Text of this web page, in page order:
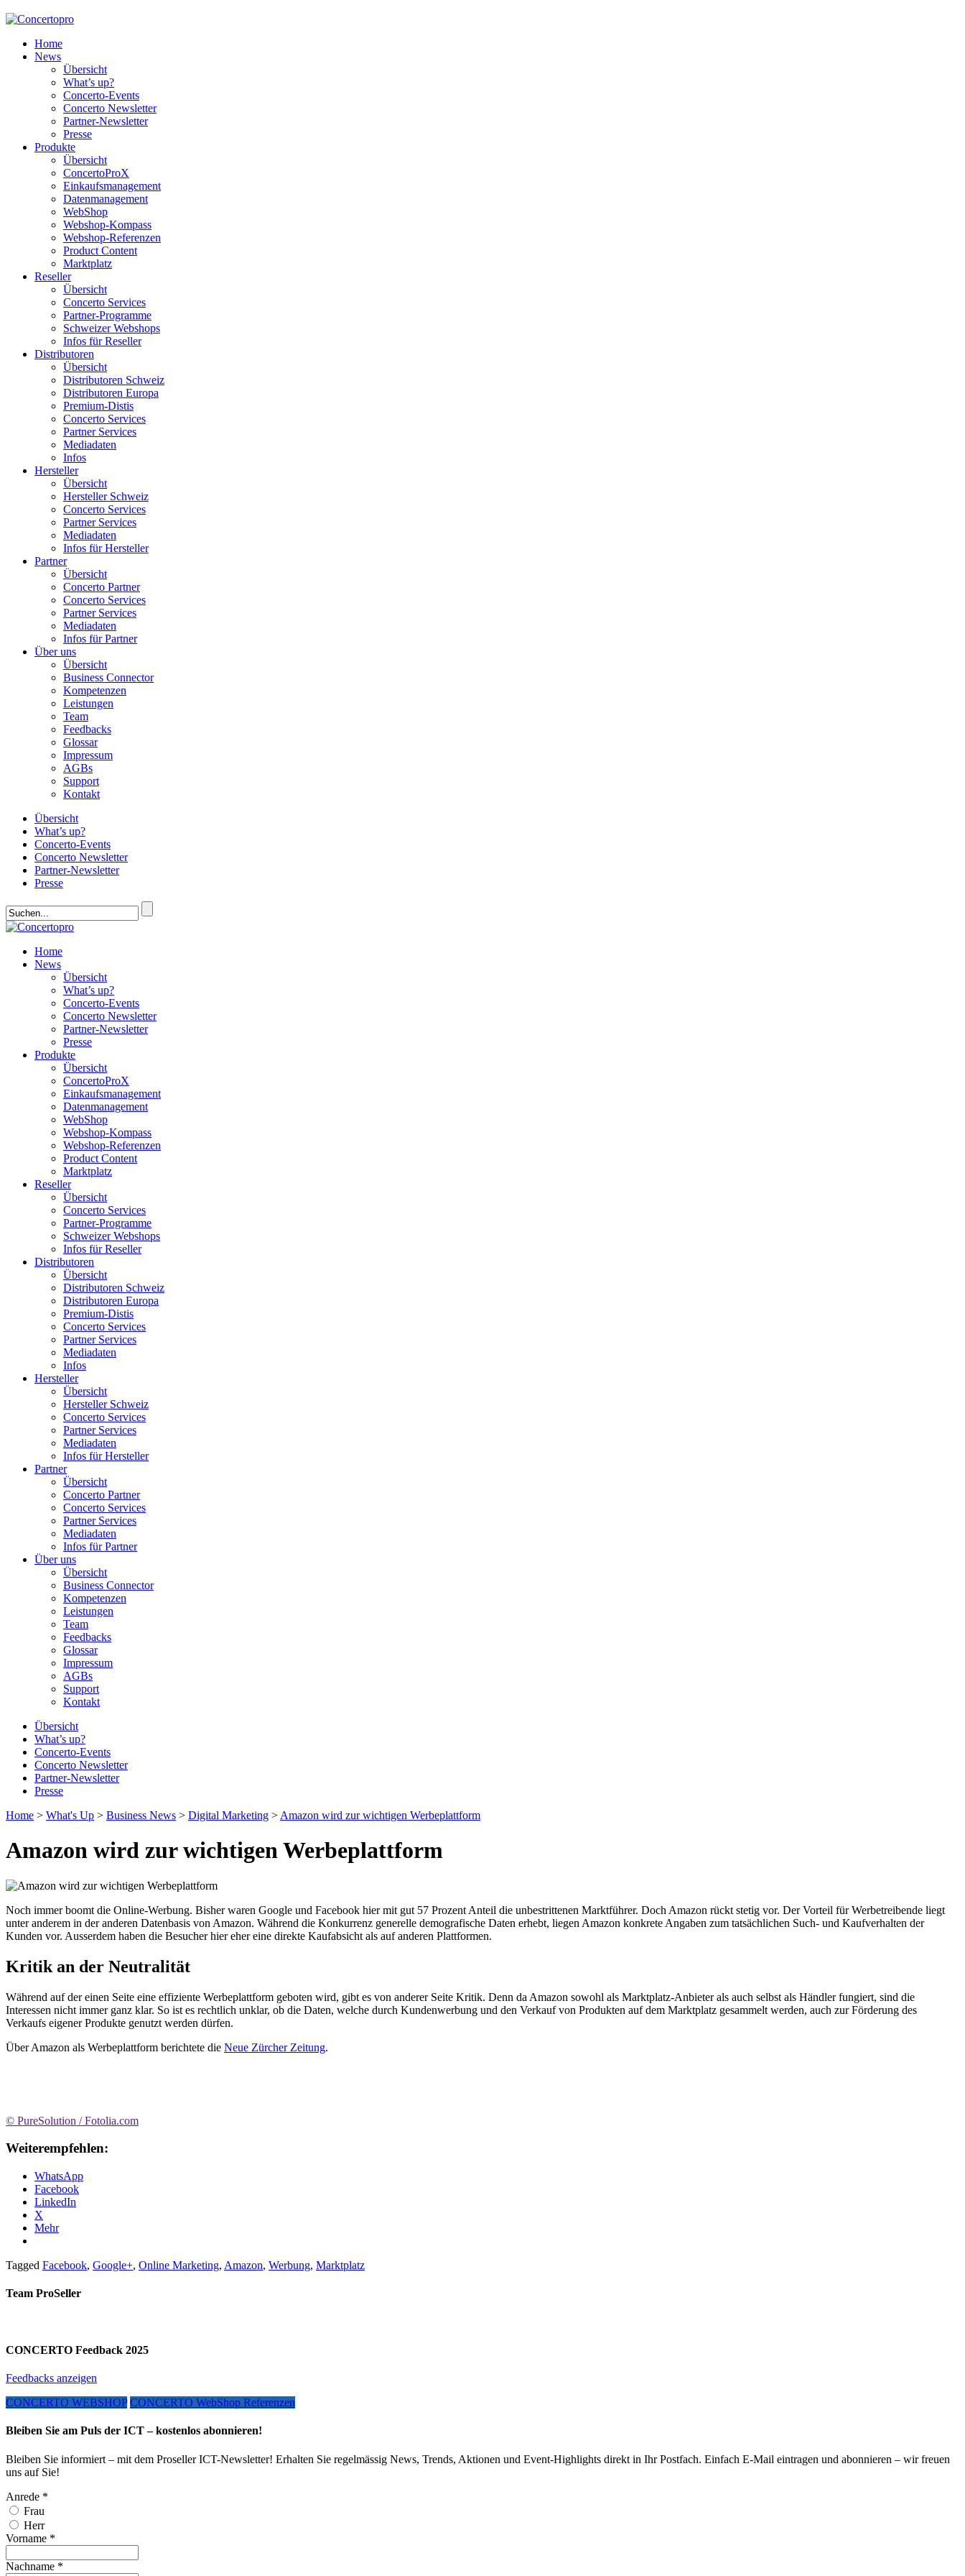
Home
News
Übersicht
What’s up?
Concerto-Events
Concerto Newsletter
Partner-Newsletter
Presse
Produkte
Übersicht
ConcertoProX
Einkaufsmanagement
Datenmanagement
WebShop
Webshop-Kompass
Webshop-Referenzen
Product Content
Marktplatz
Reseller
Übersicht
Concerto Services
Partner-Programme
Schweizer Webshops
Infos für Reseller
Distributoren
Übersicht
Distributoren Schweiz
Distributoren Europa
Premium-Distis
Concerto Services
Partner Services
Mediadaten
Infos
Hersteller
Übersicht
Hersteller Schweiz
Concerto Services
Partner Services
Mediadaten
Infos für Hersteller
Partner
Übersicht
Concerto Partner
Concerto Services
Partner Services
Mediadaten
Infos für Partner
Über uns
Übersicht
Business Connector
Kompetenzen
Leistungen
Team
Feedbacks
Glossar
Impressum
AGBs
Support
Kontakt
Übersicht
What’s up?
Concerto-Events
Concerto Newsletter
Partner-Newsletter
Presse
Home
News
Übersicht
What’s up?
Concerto-Events
Concerto Newsletter
Partner-Newsletter
Presse
Produkte
Übersicht
ConcertoProX
Einkaufsmanagement
Datenmanagement
WebShop
Webshop-Kompass
Webshop-Referenzen
Product Content
Marktplatz
Reseller
Übersicht
Concerto Services
Partner-Programme
Schweizer Webshops
Infos für Reseller
Distributoren
Übersicht
Distributoren Schweiz
Distributoren Europa
Premium-Distis
Concerto Services
Partner Services
Mediadaten
Infos
Hersteller
Übersicht
Hersteller Schweiz
Concerto Services
Partner Services
Mediadaten
Infos für Hersteller
Partner
Übersicht
Concerto Partner
Concerto Services
Partner Services
Mediadaten
Infos für Partner
Über uns
Übersicht
Business Connector
Kompetenzen
Leistungen
Team
Feedbacks
Glossar
Impressum
AGBs
Support
Kontakt
Übersicht
What’s up?
Concerto-Events
Concerto Newsletter
Partner-Newsletter
Presse
Home > What's Up > Business News > Digital Marketing > Amazon wird zur wichtigen Werbeplattform
Amazon wird zur wichtigen Werbeplattform
Noch immer boomt die Online-Werbung. Bisher waren Google und Facebook hier mit gut 57 Prozent Anteil die unbestrittenen Marktführer. Doch Amazon rückt stetig vor. Der Vorteil für Werbetreibende liegt
unter anderem in der anderen Datenbasis von Amazon. Während die Konkurrenz generelle demografische Daten erhebt, liegen Amazon konkrete Angaben zum tatsächlichen Such- und Kaufverhalten der
Kunden vor. Ausserdem haben die Besucher hier eher eine direkte Kaufabsicht als auf anderen Plattformen.
Kritik an der Neutralität
Während auf der einen Seite eine effiziente Werbeplattform geboten wird, gibt es von anderer Seite Kritik. Denn da Amazon sowohl als Marktplatz-Anbieter als auch selbst als Händler fungiert, sind die
Interessen nicht immer ganz klar. So ist es rechtlich unklar, ob die Daten, welche durch Kundenwerbung und den Verkauf von Produkten auf dem Marktplatz gesammelt werden, auch zur Förderung des
Verkaufs eigener Produkte genutzt werden dürfen.
Über Amazon als Werbeplattform berichtete die Neue Zürcher Zeitung.
© PureSolution / Fotolia.com
Weiterempfehlen:
WhatsApp
Facebook
LinkedIn
X
Mehr
Tagged Facebook, Google+, Online Marketing, Amazon, Werbung, Marktplatz
Team ProSeller
CONCERTO Feedback 2025
Feedbacks anzeigen
CONCERTO WEBSHOP CONCERTO WebShop Referenzen
Bleiben Sie am Puls der ICT – kostenlos abonnieren!
Bleiben Sie informiert – mit dem Proseller ICT-Newsletter! Erhalten Sie regelmässig News, Trends, Aktionen und Event-Highlights direkt in Ihr Postfach. Einfach E-Mail eintragen und abonnieren – wir freuen
uns auf Sie!
Anrede *
Frau
Herr
Vorname *
Nachname *